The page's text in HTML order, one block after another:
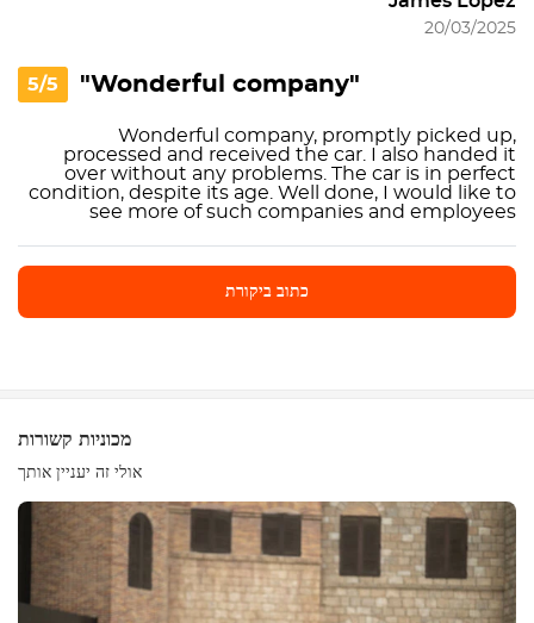
20/03/2025
5/5 "Wonderful company"
Wonderful company, promptly picked up,
processed and received the car. I also handed it
over without any problems. The car is in perfect
condition, despite its age. Well done, I would like to
see more of such companies and employees
כתוב ביקורת
מכוניות קשורות
אולי זה יעניין אותך